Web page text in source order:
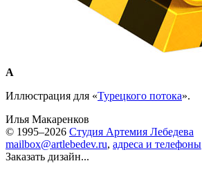
А
Иллюстрация для «Турецкого потока».
Илья Макаренков
© 1995–2026 Студия Артемия Лебедева
mailbox@artlebedev.ru, адреса и телефоны
Заказать дизайн...